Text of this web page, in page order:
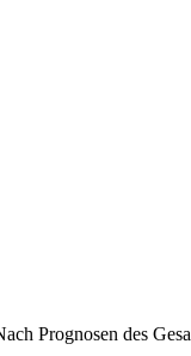
Prognosen des